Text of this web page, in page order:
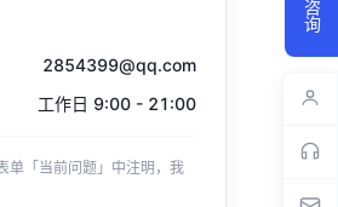
2854399@qq.com
工作日 9:00 - 21:00
单「当前问题」中注明，我